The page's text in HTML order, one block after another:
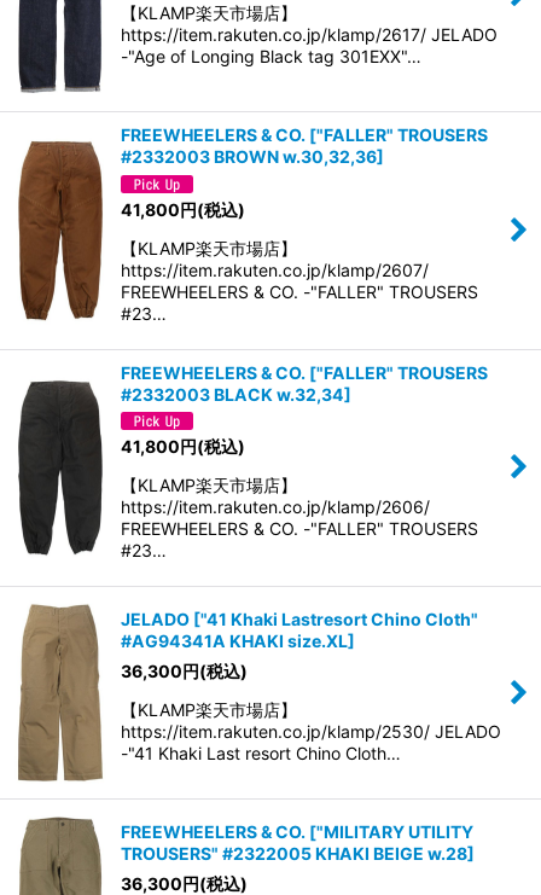
【KLAMP楽天市場店】
https://item.rakuten.co.jp/klamp/2617/ JELADO
-"Age of Longing Black tag 301EXX"…
FREEWHEELERS & CO. ["FALLER" TROUSERS
#2332003 BROWN w.30,32,36]
41,800円(税込)
【KLAMP楽天市場店】
https://item.rakuten.co.jp/klamp/2607/
FREEWHEELERS & CO. -"FALLER" TROUSERS
#23…
FREEWHEELERS & CO. ["FALLER" TROUSERS
#2332003 BLACK w.32,34]
41,800円(税込)
【KLAMP楽天市場店】
https://item.rakuten.co.jp/klamp/2606/
FREEWHEELERS & CO. -"FALLER" TROUSERS
#23…
JELADO ["41 Khaki Lastresort Chino Cloth"
#AG94341A KHAKI size.XL]
36,300円(税込)
【KLAMP楽天市場店】
https://item.rakuten.co.jp/klamp/2530/ JELADO
-"41 Khaki Last resort Chino Cloth…
FREEWHEELERS & CO. ["MILITARY UTILITY
TROUSERS" #2322005 KHAKI BEIGE w.28]
36,300円(税込)